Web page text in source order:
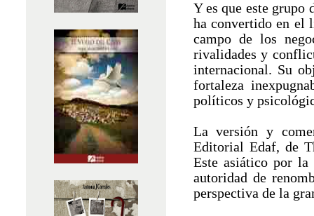
Y es que este
ha convertido en el
campo de los
rivalidades y
internacional. Su
fortaleza
políticos y
La versión y
Editorial Edaf, de
Este asiático por
autoridad de
perspectiva de la